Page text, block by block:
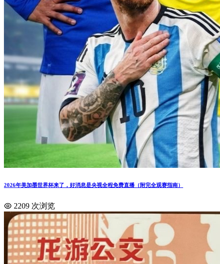
2026年美加墨世界杯来了，好消息是央视全程免费直播（附完全观赛指南）
2209 次浏览